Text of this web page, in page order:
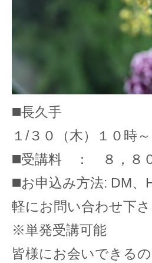
◼️長久手
１/３０（木）１０時～
◼️受講料 ： ８，８０
◼️お申込み方法: DM
軽にお問い合わせ下さ
※単発受講可能
皆様にお会いできる